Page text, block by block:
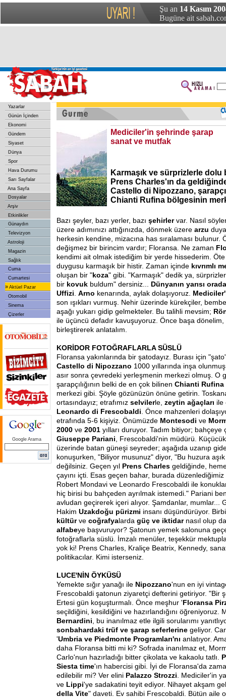
Şu an 14 Kasım
Bugüne ait
Yazarlar
Günün İçinden
Ekonomi
Gündem
Siyaset
Dünya
Spor
Hava Durumu
Sarı Sayfalar
Ana Sayfa
Dosyalar
Arşiv
Etkinlikler
Günaydın
Televizyon
Astroloji
Magazin
Sağlık
Cuma
Cumartesi
» Aktüel Pazar
Otomobil
Sinema
Çizerler
Google Arama
Mediciler'in şehrinde şarap
sanat ve mutfak
Karmaşık ve sürprizlerle dolu
Prens Charles'ın da
Castello di Nipozzano,
Chianti Rufina bölgesinin
Bazı şeyler, bazı yerler, bazı şehirlervar. Nasıl
üzere adımınızı attığınızda, dönmek üzere arzu
herkesin kendine, mizacına has sıralaması bulunur.
değişmez bir birincim vardır; Floransa. Ne zaman
kendimi ait olmak istediğim bir yerde hissederim.
duygusu karmaşık bir histir. Zaman içinde kıvrımlı
oluşan bir "koza" gibi. "Karmaşık" dedik ya,
bir kovuk buldum" dersiniz... Dünyanın yarısı
Uffizi Arno kenarında, aylak dolaşıyoruz.
son ışıkları vurmuş. Nehir üzerinde kürekçiler,
aşağı yukarı gidip gelmekteler. Bu talihli mevsim;
ile üçüncü defadır kavuşuyoruz. Önce başa
birleştirerek anlatalım.
KORİDOR FOTOĞRAFLARLA SÜSLÜ
Floransa yakınlarında bir şatodayız. Burası için
Castello di Nipozzano 1000 yıllarında inşa
asır sonra çevredeki yerleşmenin merkezi olmuş. O
şarapçılığının belki de en çok bilinen Chianti Rufina
merkezi gibi. Şöyle gözünüzün önüne getirin.
ortasındayız; etrafımız selvilerle, zeytin ağaçları ile
Leonardo di Frescobaldi . Önce mahzenleri
etrafında 5-6 kişiyiz. Önümüzde Montesodi ve
2000 ve 2001 yılları duruyor. Tadım bitiyor; bahçeye
Giuseppe Pariani , Frescobaldi'nin müdürü.
üzerinde batan güneşi seyreder; aşağıda uzanıp
konuşurken, "Biliyor musunuz" diyor, "Bu huzura
değilsiniz. Geçen yıl Prens Charles geldiğinde,
çayını içti. Esas geçen bahar, burada düzenlediğimiz
Robert Mondavi ve Leonardo Frescobaldi ile
hiç birisi bu bahçeden ayrılmak istemedi." Pariani
avludan geçirerek içeri alıyor. Şamdanlar, mumlar...
Hakim Uzakdoğu pürizmi insanı düşündürüyor.
kültürve coğrafyalarda güç ve iktidar nasıl olup
alfabeye başvuruyor? Şatonun yemek salonuna
fotoğraflarla süslü. İmzalı menüler, teşekkür
yok ki! Prens Charles, Kraliçe Beatrix, Kennedy,
politikacılar. Kimi isterseniz.
LUCE'NİN ÖYKÜSÜ
Yemekte sığır yanağı ile Nipozzano'nun en iyi
Frescobaldi şatonun ziyaretçi defterini getiriyor. "Bir
Ertesi gün koşuşturmalı. Önce meşhur 'Floransa
seçildiğini, kesildiğini ve hazırlandığını öğreniyoruz.
Bernardini , bu inanılmaz etle ilgili sorularımı
sonbahardaki trüf ve şarap seferlerine geliyor.
'Umbria ve Piedmonte Programları'nı anlatıyor.
daha Floransa bitti mi ki? Sofrada inanılmaz et,
Carlo'nun hazırladığı bitter çikolata ve kakaolu tatlı.
Siesta time'ın habercisi gibi. İyi de Floransa'da
edilebilir mi? Ver elini Palazzo Strozzi . Mediciler'in
ve Lippi'ye sadakatini teyit ediyor. Nihayet akşam
della Vite" daveti. Ev sahibi Frescobaldi. Bütün aile